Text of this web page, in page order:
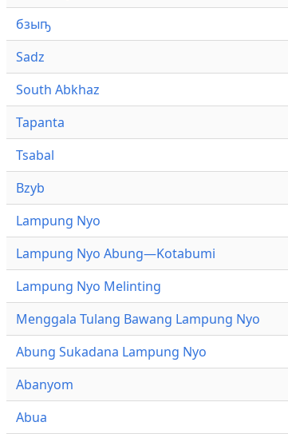
бзыҧ
Sadz
South Abkhaz
Tapanta
Tsabal
Bzyb
Lampung Nyo
Lampung Nyo Abung—Kotabumi
Lampung Nyo Melinting
Menggala Tulang Bawang Lampung Nyo
Abung Sukadana Lampung Nyo
Abanyom
Abua